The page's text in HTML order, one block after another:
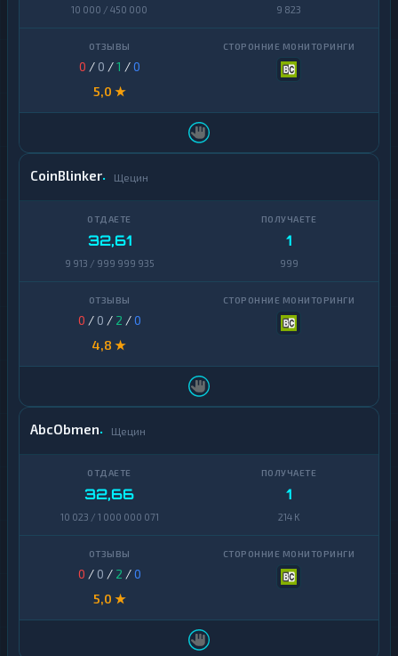
10 000 / 450 000 9 823
0 / 0 /1 /0
5,0 ★
CoinBlinker Щецин
32,61
9 913 / 999 999 935
1
999
0 / 0 / 2 /0
4,8 ★
AbcObmen Щецин
32,66
10 023 / 1 000 000 071
1
214 K
0 / 0 / 2 /0
5,0 ★